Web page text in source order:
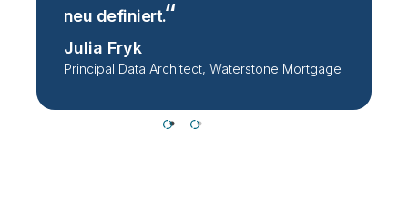
neu definiert.
Julia Fryk
Principal Data Architect, Waterstone Mortgage